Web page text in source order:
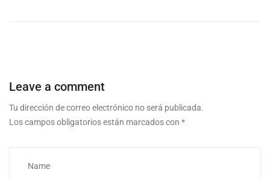
Leave a comment
Tu dirección de correo electrónico no será publicada.
Los campos obligatorios están marcados con *